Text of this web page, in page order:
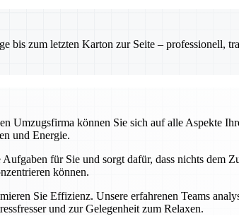
bis zum letzten Karton zur Seite – professionell,
Umzugsfirma können Sie sich auf alle Aspekte
und Energie.
für Sie und sorgt dafür, dass nichts dem
können.
Sie Effizienz. Unsere erfahrenen Teams
und zur Gelegenheit zum Relaxen.